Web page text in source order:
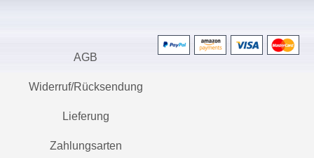
AGB
Widerruf/Rücksendung
Lieferung
Zahlungsarten